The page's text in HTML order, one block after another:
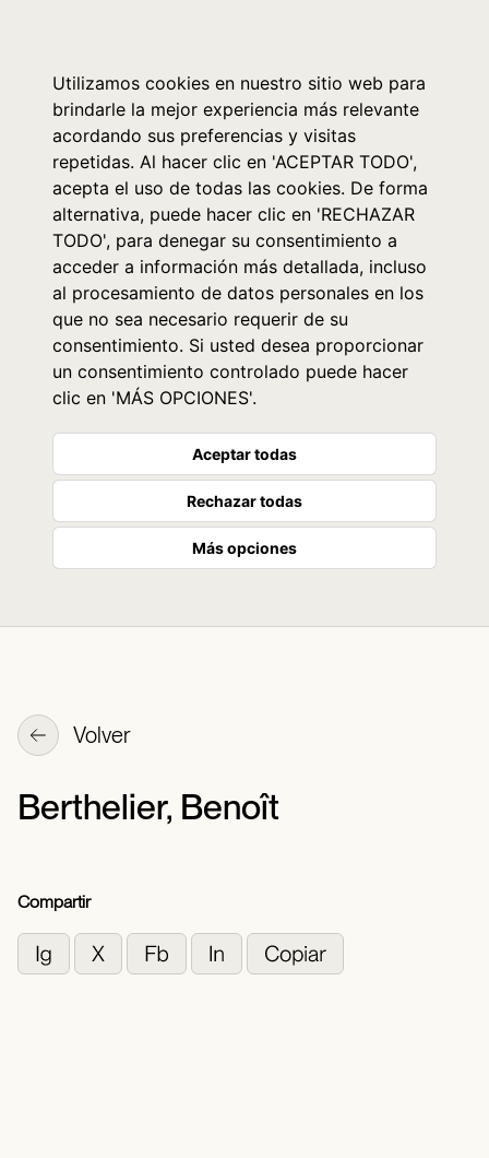
Utilizamos cookies en nuestro sitio web para
brindarle la mejor experiencia más relevante
acordando sus preferencias y visitas
repetidas. Al hacer clic en 'ACEPTAR TODO',
acepta el uso de todas las cookies. De forma
alternativa, puede hacer clic en 'RECHAZAR
TODO', para denegar su consentimiento a
acceder a información más detallada, incluso
al procesamiento de datos personales en los
que no sea necesario requerir de su
consentimiento. Si usted desea proporcionar
un consentimiento controlado puede hacer
clic en 'MÁS OPCIONES'.
Aceptar todas
Rechazar todas
Más opciones
Volver
Berthelier, Benoît
Compartir